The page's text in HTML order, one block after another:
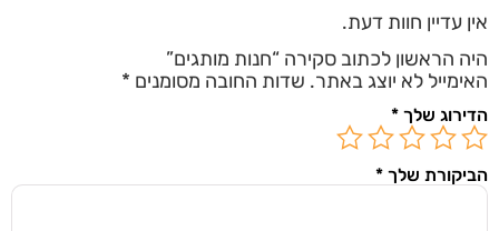
אין עדיין חוות דעת.
היה הראשון לכתוב סקירה “חנות מותגים”
האימייל לא יוצג באתר. שדות החובה מסומנים *
הדירוג שלך *
הביקורת שלך *